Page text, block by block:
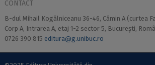
CONTACT
B-dul Mihail Kogălniceanu 36-46, Cămin A (curtea
Corp A, Intrarea A, etaj 1-2 sector 5, București,
0726 390 815 editura@g.unibuc.ro